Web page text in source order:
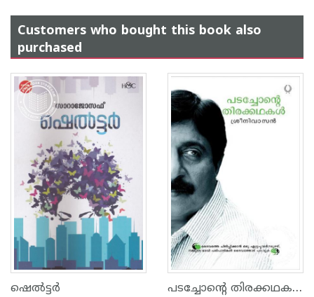
Customers who bought this book also
purchased
ഷെല്‍ട്ടര്‍ പടച്ചോന്‍റെ തിരക്കഥകള്‍